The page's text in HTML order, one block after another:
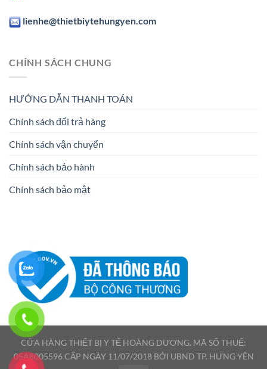
lienhe@thietbiytehungyen.com
CHÍNH SÁCH CHUNG
HƯỚNG DẪN THANH TOÁN
Chính sách đổi trả hàng
Chính sách vận chuyển
Chính sách bảo hành
Chính sách bảo mật
CỬA HÀNG THIẾT BỊ Y TẾ HOÀNG DƯƠNG. MÃ SỐ THUẾ:
05A8005596 CẤP NGÀY 11/07/2018 BỞI UBND TP. HƯNG YÊN